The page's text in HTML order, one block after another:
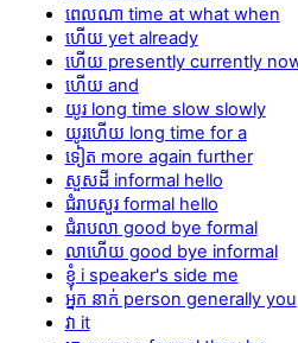
ពេលណា time at what when
ហើយ yet already
ហើយ presently currently
ហើយ and
យូរ long time slow slowly
យូរហើយ long time for a
ទៀត more again further
សួសដី informal hello
ជំរាបសួរ formal hello
ជំរាបលា good bye formal
លាហើយ good bye informal
ខ្ញុំ i speaker's side me
អ្នក នាក់ person generally you
វា it